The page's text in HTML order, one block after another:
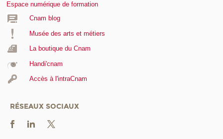
Espace numérique de formation
Cnam blog
Musée des arts et métiers
La boutique du Cnam
Handi'cnam
Accès à l'intraCnam
RÉSEAUX SOCIAUX